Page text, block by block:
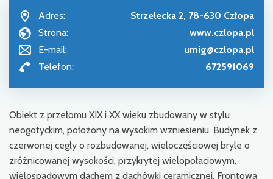
Adres:
Strzelecka 2, 78-630 Człopa
Strona:
www.czlopa.pl
E-mail:
umig@czlopa.pl
Telefon:
672591069
Obiekt z przełomu XIX i XX wieku zbudowany w stylu
neogotyckim, położony na wysokim wzniesieniu. Budynek z
czerwonej cegły o rozbudowanej, wieloczęściowej bryle o
zróżnicowanej wysokości, przykrytej wielopołaciowym,
wielospadowym dachem z dachówki ceramicznej. Frontowa